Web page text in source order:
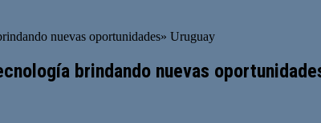
nuevas oportunidades» Uruguay
brindando nuevas